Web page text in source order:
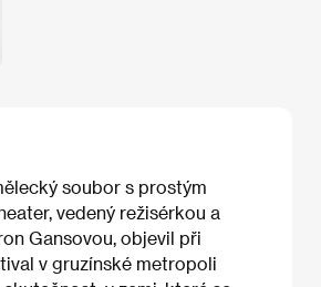
soubor s prostým
vedený režisérkou a
Gansovou, objevil při
v gruzínské metropoli